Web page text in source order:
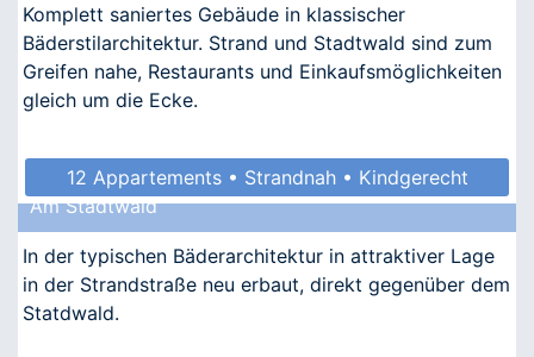
Komplett saniertes Gebäude in klassischer
Bäderstilarchitektur. Strand und Stadtwald sind zum
Greifen nahe, Restaurants und Einkaufsmöglichkeiten
gleich um die Ecke.
12 Appartements • Strandnah • Kindgerecht
• Barrierefrei • Allergikergeeignet
Am Stadtwald
In der typischen Bäderarchitektur in attraktiver Lage
in der Strandstraße neu erbaut, direkt gegenüber dem
Statdwald.